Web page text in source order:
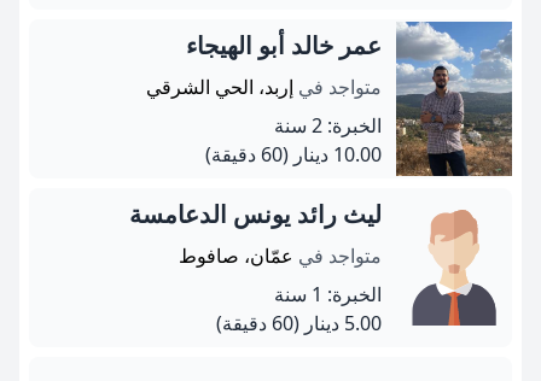
عمر خالد أبو الهيجاء
متواجد في إربد، الحي الشرقي
الخبرة: 2 سنة
10.00 دينار
(60 دقيقة)
ليث رائد يونس الدعامسة
متواجد في عمّان، صافوط
الخبرة: 1 سنة
5.00 دينار
(60 دقيقة)